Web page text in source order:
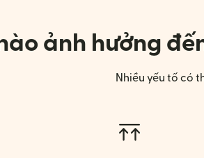
ảnh hưởng
Nhiều yếu tố có